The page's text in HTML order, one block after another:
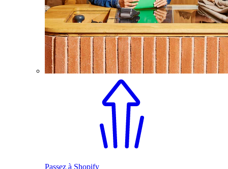
Passez à Shopify